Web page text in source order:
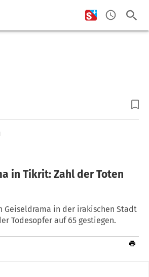
in Tikrit: Zahl der Toten
Geiseldrama in der irakischen Stadt
Todesopfer auf 65 gestiegen.